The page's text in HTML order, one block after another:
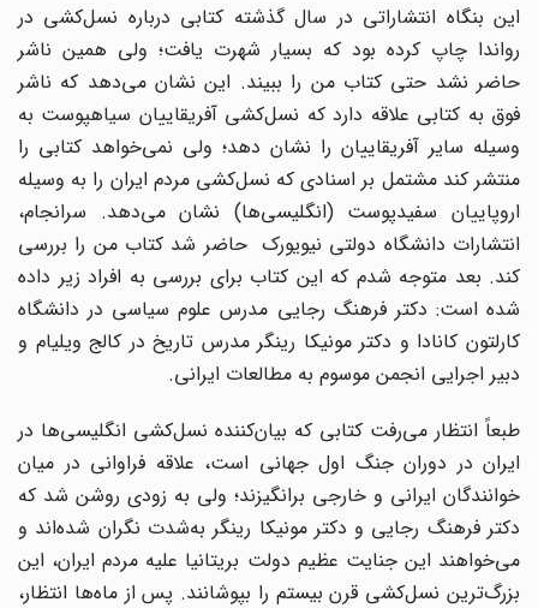
این بنگاه انتشاراتی در سال گذشته کتابی درباره نسل‌کشی در
رواندا چاپ کرده بود که بسیار شهرت یافت؛ ولی همین ناشر
حاضر نشد حتى کتاب من را ببیند. این نشان می‌دهد که ناشر
فوق به کتابی علاقه دارد که نسل‌کشی آفریقاییان سیاهپوست به
وسیله سایر آفریقاییان را نشان دهد؛ ولی نمی‌خواهد کتابی را
منتشر کند مشتمل بر اسنادی که نسل‌کشی مردم ایران را به وسیله
اروپاییان سفیدپوست (انگلیسی‌ها) نشان می‌دهد. سرانجام،
انتشارات دانشگاه دولتی نیویورک حاضر شد کتاب من را بررسی
کند. بعد متوجه شدم که این کتاب برای بررسی به افراد زیر داده
شده است: دکتر فرهنگ رجایی مدرس علوم سیاسی در دانشگاه
کارلتون کانادا و دکتر مونیکا رینگر مدرس تاریخ در کالج ویلیام و
دبیر اجرایی انجمن موسوم به مطالعات ایرانی.
طبعاً انتظار می‌رفت کتابی که بیان‌کننده نسل‌کشی انگلیسی‌ها در
ایران در دوران جنگ اول جهانی است، علاقه فراوانی در میان
خوانندگان ایرانی و خارجی برانگیزند؛ ولی به زودی روشن شد که
دکتر فرهنگ رجایی و دکتر مونیکا رینگر به‌شدت نگران شده‌اند و
می‌خواهند این جنایت عظیم دولت بریتانیا علیه مردم ایران، این
بزرگ‌ترین نسل‌کشی قرن بیستم را بپوشانند. پس از ماه‌ها انتظار،